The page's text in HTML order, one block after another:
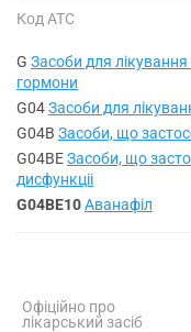
Код АТС
G Засоби для лікування
гормони
G04Засоби для
G04B Засоби, що
G04BEЗасоби, що
дисфункціі
G04BE10Аванафіл
Офіційно про
лікарський засіб